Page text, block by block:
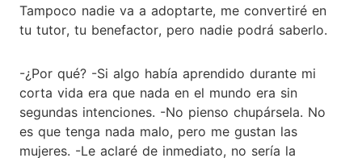
Tampoco nadie va a adoptarte, me convertiré en
tu tutor, tu benefactor, pero nadie podrá saberlo.
-¿Por qué? -Si algo había aprendido durante mi
corta vida era que nada en el mundo era sin
segundas intenciones. -No pienso chupársela. No
es que tenga nada malo, pero me gustan las
mujeres. -Le aclaré de inmediato, no sería la